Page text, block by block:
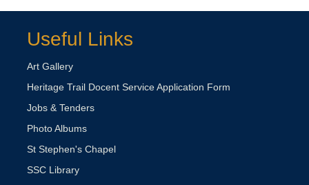
Useful Links
Art Gallery
Heritage Trail Docent Service Application Form
Jobs & Tenders
Photo Albums
St Stephen's Chapel
SSC Library